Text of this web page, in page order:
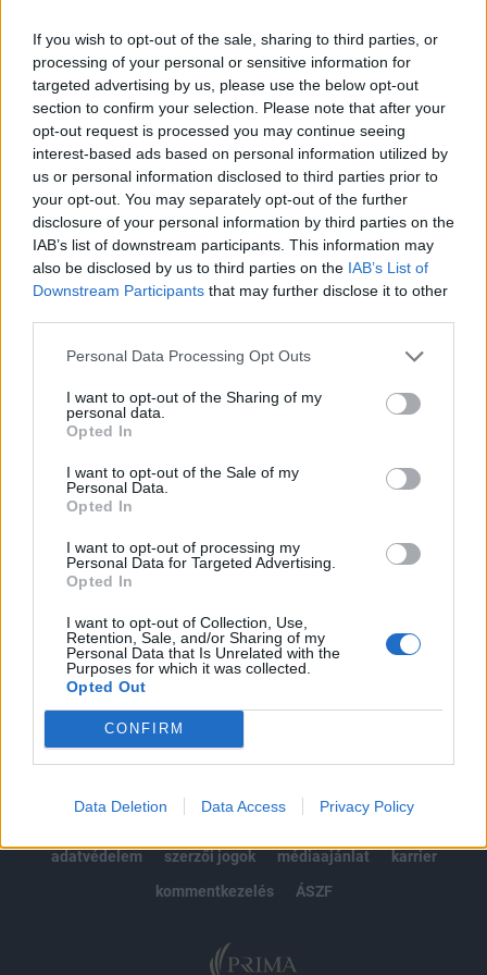
If you wish to opt-out of the sale, sharing to third parties, or
processing of your personal or sensitive information for
targeted advertising by us, please use the below opt-out
section to confirm your selection. Please note that after your
opt-out request is processed you may continue seeing
interest-based ads based on personal information utilized by
us or personal information disclosed to third parties prior to
your opt-out. You may separately opt-out of the further
disclosure of your personal information by third parties on the
IAB’s list of downstream participants. This information may
also be disclosed by us to third parties on the IAB’s List of
Downstream Participants that may further disclose it to other
Personal Data Processing Opt Outs
I want to opt-out of the Sharing of my
personal data.
Opted In
I want to opt-out of the Sale of my
Personal Data.
Opted In
I want to opt-out of processing my
Personal Data for Targeted Advertising.
Opted In
I want to opt-out of Collection, Use,
Retention, Sale, and/or Sharing of my
Personal Data that Is Unrelated with the
Purposes for which it was collected.
Opted Out
CONFIRM
Data Deletion Data Access Privacy Policy
emelkedett, a cseh PX 50 gyakorlatilag stagnál. OTPReal-
time árfolyamInformációs panelAdatletöltésA romániai
ambíciókat dédelgető OTP kurzusa a kereskedés korai
szakaszában 8,550 Ft-ig is emelkedett, ezt követően
azonban zuhanással folytatódott a nap, ebédidőre 0.1%-os
mínuszig, 8,420 Ft-ra küzdötték vissza magukat a
papírok....
KEDVES OLVASÓNK!
regisztrációhoz kötött.
Az előfizetés a következőket tartalmazza:
Portfolio.hu teljes cikkarchívum
kötéslistái
MÁR ELŐFIZETŐNK VAGY? BEJELENTKEZÉS
adatvédelem
szerzői jogok médiaajánlat
karrier
kommentkezelés
ÁSZF